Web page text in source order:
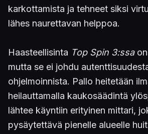
karkottamista ja tehneet siksi
lähes naurettavan helppoa.
Haasteellisinta Top Spin 3:ssaon
mutta se ei johdu
ohjelmoinnista. Pallo heitetään
heilauttamalla kaukosäädintä
lähtee käyntiin erityinen mittari,
pysäytettävä pienelle alueelle